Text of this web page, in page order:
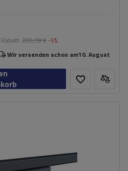
265,39 € -5%
Wir versenden schon am10. August